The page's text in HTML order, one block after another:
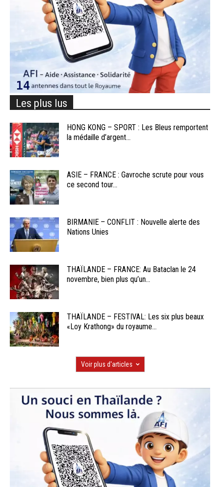
Les plus lus
HONG KONG – SPORT : Les Bleus remportent
la médaille d’argent...
ASIE – FRANCE : Gavroche scrute pour vous
ce second tour...
BIRMANIE – CONFLIT : Nouvelle alerte des
Nations Unies
THAÏLANDE – FRANCE: Au Bataclan le 24
novembre, bien plus qu’un...
THAÏLANDE – FESTIVAL: Les six plus beaux
«Loy Krathong» du royaume...
Voir plus d'articles